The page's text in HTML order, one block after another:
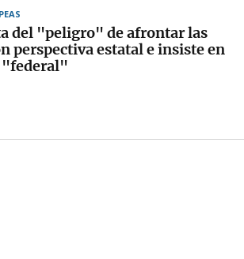
del "peligro" de afrontar las
perspectiva estatal e insiste en
"federal"